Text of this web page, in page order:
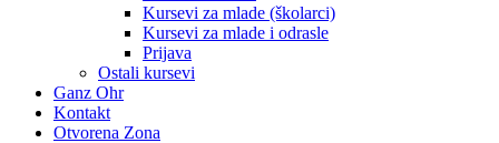
Kursevi za mlade (školarci)
Kursevi za mlade i odrasle
Prijava
Ostali kursevi
Ganz Ohr
Kontakt
Otvorena Zona